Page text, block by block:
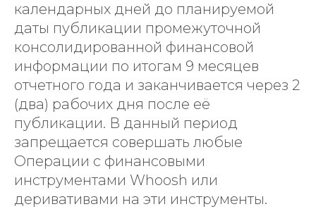
календарных дней до планируемой
даты публикации промежуточной
консолидированной финансовой
информации по итогам 9 месяцев
отчетного года и заканчивается через 2
(два) рабочих дня после её
публикации. В данный период
запрещается совершать любые
Операции с финансовыми
инструментами Whoosh или
деривативами на эти инструменты.